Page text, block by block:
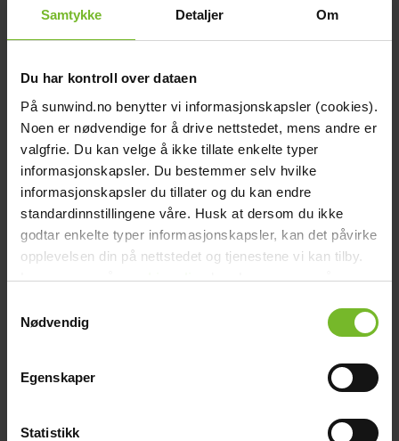
Samtykke Detaljer Om
Du har kontroll over dataen
På sunwind.no benytter vi informasjonskapsler (cookies).
Noen er nødvendige for å drive nettstedet, mens andre er
valgfrie. Du kan velge å ikke tillate enkelte typer
informasjonskapsler. Du bestemmer selv hvilke
informasjonskapsler du tillater og du kan endre
standardinnstillingene våre. Husk at dersom du ikke
godtar enkelte typer informasjonskapsler, kan det påvirke
opplevelsen din på nettstedet og tjenestene vi kan tilby.
Les mer om vårcookiepolicyher. Les mer om våre
Nødvendig
Egenskaper
Statistikk
3 790,-
Köp fler få 15%